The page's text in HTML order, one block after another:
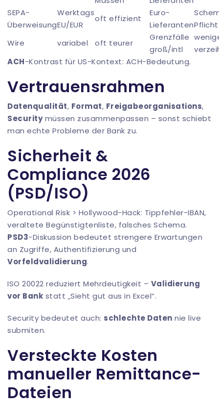
SEPA-
Überweisung
Werktags
EU/EUR
oft effizient
Euro-
LieferantenPflicht
Wire
variabel oft teurer
Grenzfälle
groß/intl
ACH-Kontrast für US-Kontext: ACH-Bedeutung.
Vertrauensrahmen
Datenqualität, Format, Freigabeorganisations,
Securitymüssen zusammenpassen – sonst schiebt
man echte Probleme der Bank zu.
Sicherheit &
Compliance 2026
(PSD/ISO)
Operational Risk > Hollywood-Hack: Tippfehler-IBAN,
veraltete Begünstigtenliste, falsches Schema.
PSD3-Diskussion bedeutet strengere Erwartungen
an Zugriffe, Authentifizierung und
Vorfeldvalidierung.
ISO 20022 reduziert Mehrdeutigkeit – Validierung
vor Bank statt „Sieht gut aus in Excel“.
Security bedeutet auch: schlechte Daten nie live
submiten.
Versteckte Kosten
manueller Remittance-
Dateien